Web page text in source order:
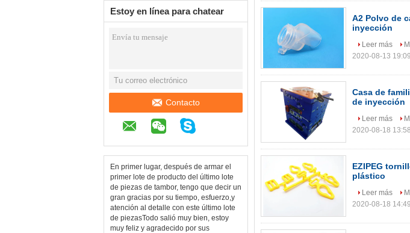
Estoy en línea para chatear
ahora
Contacto
En primer lugar, después de armar el
primer lote de producto del último lote
de piezas de tambor, tengo que decir un
gran gracias por su tiempo, esfuerzo,y
atención al detalle con este último lote
de piezasTodo salió muy bien, estoy
muy feliz y agradecido por sus
A2 Polvo de
inyección
Leer más
2020-08-13
Casa de
de inyección
Leer más
2020-08-18
EZIPEG
plástico
Leer más
2020-08-18